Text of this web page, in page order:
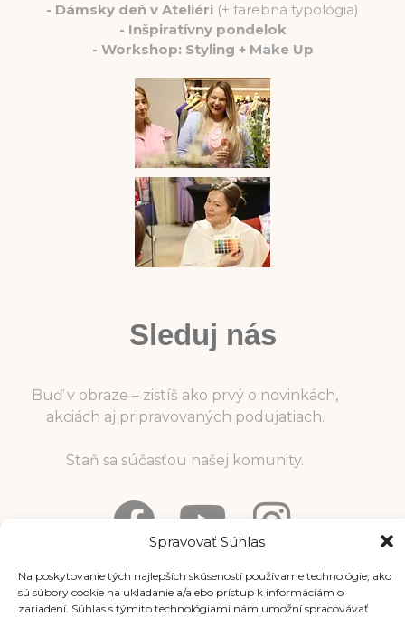
Spravovať Súhlas
Na poskytovanie tých najlepších skúseností používame technológie, ako
sú súbory cookie na ukladanie a/alebo prístup k informáciám o
zariadení. Súhlas s týmito technológiami nám umožní spracovávať
- Dámsky deň v Ateliéri (+ farebná typológia)
- Inšpiratívny pondelok
- Workshop: Styling + Make Up
Sleduj nás
Buď v obraze – zistíš ako prvý o novinkách,
akciách aj pripravovaných podujatiach.
Staň sa súčasťou našej komunity.
Informácie